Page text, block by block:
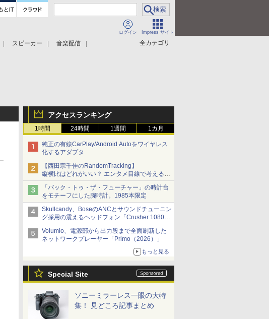
ログイン Impress サイト
全カテゴリ
スピーカー
音楽配信
アクセスランキング
1時間 24時間 1週間 1カ月
純正の有線CarPlay/Android Autoをワイヤレス
化するアダプタ
【西田宗千佳のRandomTracking】
縦横比はどれがいい？ エンタメ目線で考える、
サムスン新「Galaxy Z Fold」
「バック・トゥ・ザ・フューチャー」の時計台
をモチーフにした腕時計。1985本限定
Skullcandy、BoseのANCとサウンドチューニン
グ採用の震えるヘッドフォン「Crusher 1080
ANC」
Volumio、電源部から出力段まで全面刷新した
ネットワークプレーヤー「Primo（2026）」
もっと見る
Special Site
ソニーミラーレス一眼の大特
集！ 見どころ記事まとめ